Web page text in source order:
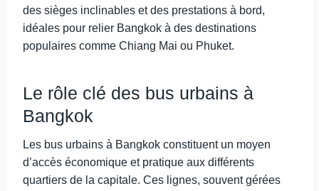
des sièges inclinables et des prestations à bord,
idéales pour relier Bangkok à des destinations
populaires comme Chiang Mai ou Phuket.
Le rôle clé des bus urbains à
Bangkok
Les bus urbains à Bangkok constituent un moyen
d’accès économique et pratique aux différents
quartiers de la capitale. Ces lignes, souvent gérées